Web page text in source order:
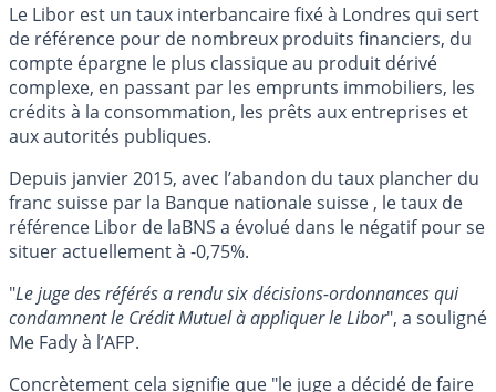
Le Libor est un taux interbancaire fixé à Londres qui sert
de référence pour de nombreux produits financiers, du
compte épargne le plus classique au produit dérivé
complexe, en passant par les emprunts immobiliers, les
crédits à la consommation, les prêts aux entreprises et
aux autorités publiques.
Depuis janvier 2015, avec l’abandon du taux plancher du
franc suisse par la Banque nationale suisse , le taux de
référence Libor de laBNS a évolué dans le négatif pour se
situer actuellement à -0,75%.
"Le juge des référés a rendu six décisions-ordonnances qui
condamnent le Crédit Mutuel à appliquer le Libor", a souligné
Me Fady à l’AFP.
Concrètement cela signifie que "le juge a décidé de faire